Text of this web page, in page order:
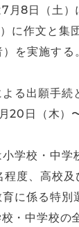
月8日（土
に作文と集
を実施す
る出願手
20日（木）
小学校・中
程度、高校
に係る特
・中学校の